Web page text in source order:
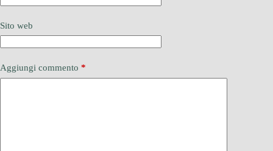
Sito web
Aggiungi commento *